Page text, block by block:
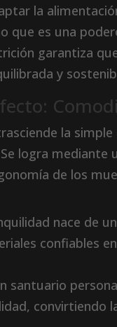
la
que es una
garantiza
y
la
logra mediante
de los
nace de
confiables
santuario
convirtiendo